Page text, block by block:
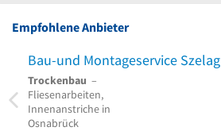
Empfohlene Anbieter
Bau-und Montageservice Szelag
Trockenbau –
Fliesenarbeiten,
Innenanstriche in
Osnabrück